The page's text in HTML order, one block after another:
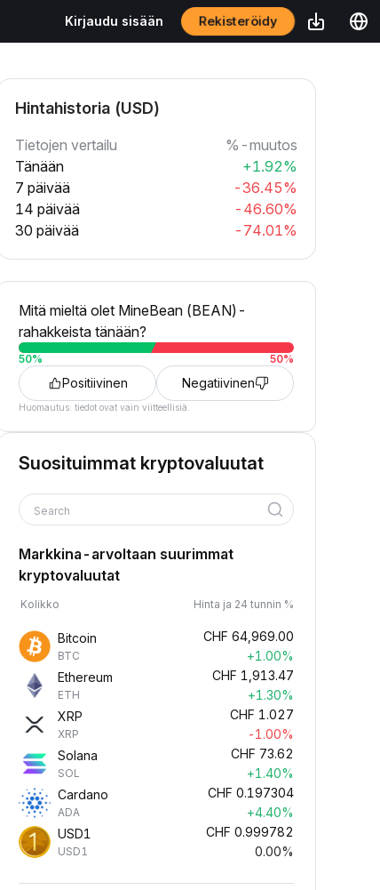
Kirjaudu sisään Rekisteröidy
Hintahistoria (USD)
Tietojen vertailu
%-muutos
Tänään
+1.92%
7 päivää
-36.45%
14 päivää
-46.60%
30 päivää
-74.01%
Mitä mieltä olet MineBean (BEAN)-
rahakkeista tänään?
50% 50%
Positiivinen Negatiivinen
Huomautus: tiedot ovat vain viitteellisiä.
Suosituimmat kryptovaluutat
Search
Markkina-arvoltaan suurimmat
kryptovaluutat
Kolikko Hinta ja 24 tunnin %
Bitcoin
BTC
CHF 64,969.00
+1.00%
Ethereum
ETH
CHF 1,913.47
+1.30%
XRP
XRP
CHF 1.027
-1.00%
Solana
SOL
CHF 73.62
+1.40%
Cardano
ADA
CHF 0.197304
+4.40%
USD1
USD1
CHF 0.999782
0.00%